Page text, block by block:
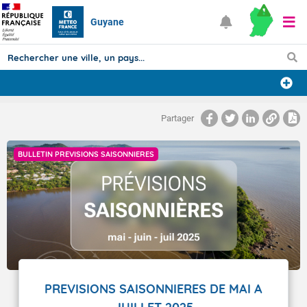
Guyane
Prévisions
TOUS LES RÉSULTATS
Articles
Partager
BULLETIN PREVISIONS SAISONNIERES
PREVISIONS SAISONNIERES DE MAI A